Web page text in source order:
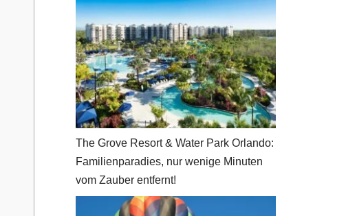
The Grove Resort & Water Park Orlando:
Familienparadies, nur wenige Minuten
vom Zauber entfernt!